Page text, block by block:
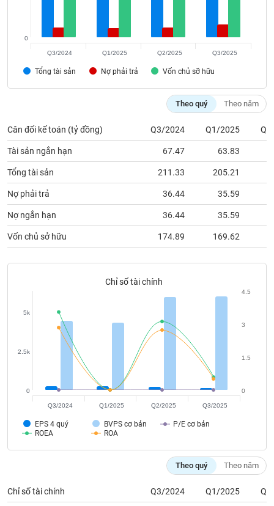
Tổng tài sản Nợ phải trả Vốn chủ sỡ hữu
0
Q3/2024 Q1/2025 Q2/2025 Q3/2025
Theo quý Theo năm
Cân đối kế toán (tỷ đồng) Q3/2024 Q1/2025
Tài sản ngắn hạn 67.47 63.83
Tổng tài sản 211.33 205.21
Nợ phải trả 36.44 35.59
Nợ ngắn hạn 36.44 35.59
Vốn chủ sở hữu 174.89 169.62
Chỉ số tài chính
EPS 4 quý BVPS cơ bản
P/E cơ bản
ROEA
ROA
0
2.5k
5k
0
3
1.5
4.5
Q3/2024 Q1/2025 Q2/2025 Q3/2025
Theo quý Theo năm
Chỉ số tài chính Q3/2024 Q1/2025
BẤT
Mã
chứng
khoán
(-)
Tất cả Cổ phiếu Chỉ số Chứng chỉ quỹ Chứng
Lãnh
đạo
Người nội bộ Người liên quan
Tin
của
tích
(-)